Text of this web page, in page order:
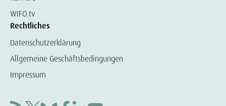
WIFO.tv
Rechtliches
Datenschutzerklärung
Allgemeine Geschäftsbedingungen
Impressum